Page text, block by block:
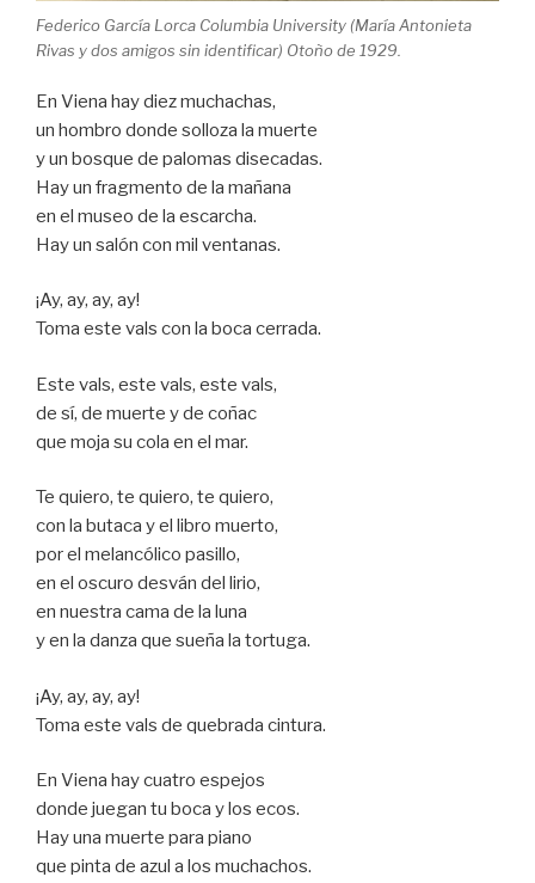
Federico García Lorca Columbia University (María Antonieta
Rivas y dos amigos sin identificar) Otoño de 1929.
En Viena hay diez muchachas,
un hombro donde solloza la muerte
y un bosque de palomas disecadas.
Hay un fragmento de la mañana
en el museo de la escarcha.
Hay un salón con mil ventanas.
¡Ay, ay, ay, ay!
Toma este vals con la boca cerrada.
Este vals, este vals, este vals,
de sí, de muerte y de coñac
que moja su cola en el mar.
Te quiero, te quiero, te quiero,
con la butaca y el libro muerto,
por el melancólico pasillo,
en el oscuro desván del lirio,
en nuestra cama de la luna
y en la danza que sueña la tortuga.
¡Ay, ay, ay, ay!
Toma este vals de quebrada cintura.
En Viena hay cuatro espejos
donde juegan tu boca y los ecos.
Hay una muerte para piano
que pinta de azul a los muchachos.